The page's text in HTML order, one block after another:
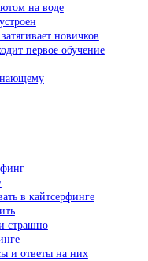
на воде
новичков
первое обучение
в кайтсерфинге
страшно
и ответы на них